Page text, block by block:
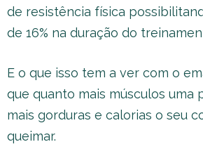
de resistência física
de 16% na duração do
E o que isso tem a ver com o
que quanto mais músculos uma
mais gorduras e calorias o seu
queimar.